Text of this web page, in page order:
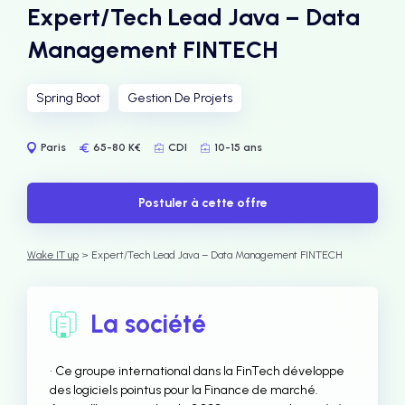
Expert/Tech Lead Java – Data
Management FINTECH
Spring Boot Gestion De Projets
Paris 65-80 K€ CDI 10-15 ans
Postuler à cette offre
Wake IT up > Expert/Tech Lead Java – Data Management FINTECH
La société
• Ce groupe international dans la FinTech développe
des logiciels pointus pour la Finance de marché.